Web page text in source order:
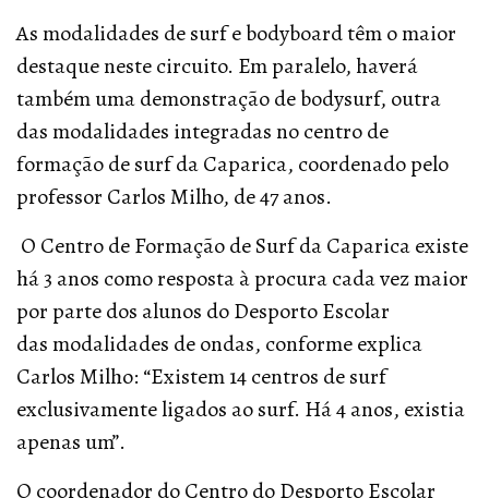
As modalidades de surf e bodyboard têm o maior
destaque neste circuito. Em paralelo, haverá
também uma demonstração de bodysurf, outra
das modalidades integradas no centro de
formação de surf da Caparica, coordenado pelo
professor Carlos Milho, de 47 anos.
O Centro de Formação de Surf da Caparica existe
há 3 anos como resposta à procura cada vez maior
por parte dos alunos do Desporto Escolar
das modalidades de ondas, conforme explica
Carlos Milho: “Existem 14 centros de surf
exclusivamente ligados ao surf. Há 4 anos, existia
apenas um”.
O coordenador do Centro do Desporto Escolar